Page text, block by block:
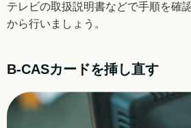
テレビの取扱説明書などで手順を確
から行いましょう。
B-CASカードを挿し直す